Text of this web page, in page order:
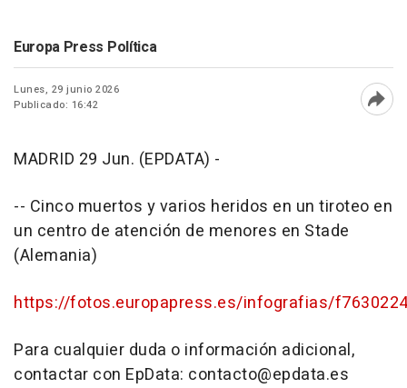
Europa Press Política
Lunes, 29 junio 2026
Publicado: 16:42
MADRID 29 Jun. (EPDATA) -
-- Cinco muertos y varios heridos en un tiroteo en
un centro de atención de menores en Stade
(Alemania)
https://fotos.europapress.es/infografias/
Para cualquier duda o información adicional,
contactar con EpData: contacto@epdata.es